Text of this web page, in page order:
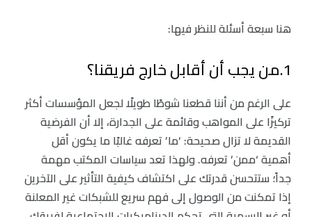
هنا سبعة أسئلة للنظر فيها:
1.من يجب أن أقابل خارج فريقنا؟
على الرغم من أننا قطعنا شوطًا طويلًا لجعل المؤسسات أكثر
تركيزًا على المواهب وقائمة على الجدارة، إلا أن الفرضية
القديمة لا تزال صحيحة: ‘ما’ تعرفه غالبًا ما يكون أقل
أهمية ‘ممن’ تعرفه. ولهذا تعد سياسات المكتب مهمة
جداً؛ ستتحسن قدرتك على اكتشاف كيفية التأثير على الآخرين
إذا تمكنت من الوصول إلى فهم سريع للشبكات غير المعلنة